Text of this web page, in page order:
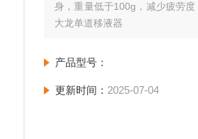
身，重量低于100g，减少疲劳
大龙单道移液器
产品型号：
更新时间： 2025-07-04